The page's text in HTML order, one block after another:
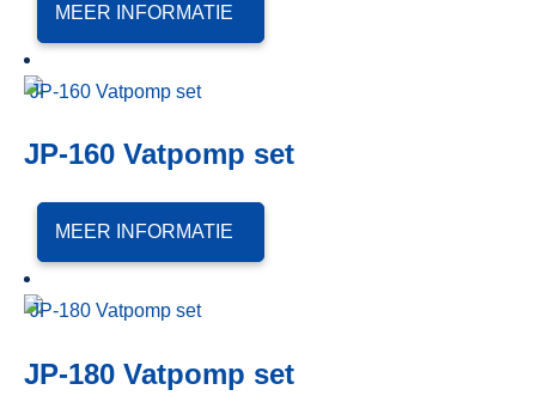
MEER INFORMATIE
JP-160 Vatpomp set
MEER INFORMATIE
JP-180 Vatpomp set